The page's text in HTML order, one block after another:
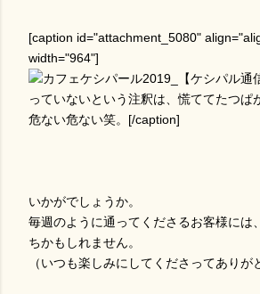
[caption id="attachment_5080"
width="964"]
っていないという注釈は、慌ててたつぱ
危ない危ない笑。[/caption]
いかがでしょうか。
毎週のように通ってくださるお客様には
ちかもしれません。
（いつも楽しみにしてくださってありが